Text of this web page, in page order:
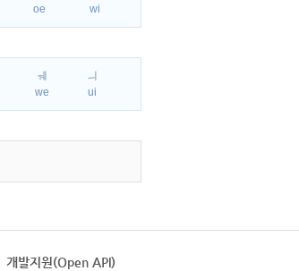
oe
wi
ㅞ
we
ㅢ
ui
개발지원(Open API)